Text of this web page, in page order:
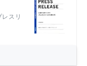
スリ